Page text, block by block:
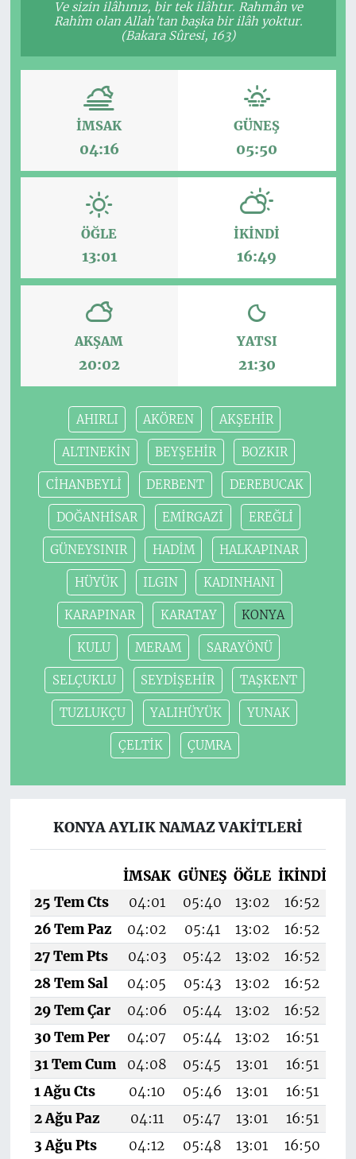
Ve sizin ilâhınız, bir tek ilâhtır. Rahmân ve
Rahîm olan Allah'tan başka bir ilâh yoktur.
(Bakara Sûresi, 163)
İMSAK
04:16
GÜNEŞ
05:50
ÖĞLE
13:01
İKINDI
16:49
AKŞAM
20:02
YATSI
21:30
AHIRLI AKÖREN AKŞEHİR
ALTINEKİN BEYŞEHİR BOZKIR
CİHANBEYLİ DERBENT DEREBUCAK
DOĞANHİSAR EMİRGAZİ EREĞLİ
GÜNEYSINIR HADİM HALKAPINAR
HÜYÜK ILGIN KADINHANI
KARAPINAR KARATAY KONYA
KULU MERAM SARAYÖNÜ
SELÇUKLU SEYDİŞEHİR TAŞKENT
TUZLUKÇU YALIHÜYÜK YUNAK
ÇELTİK ÇUMRA
KONYA AYLIK NAMAZ VAKITLERI
İMSAK GÜNEŞ ÖĞLE İKINDI
25 Tem Cts
04:01 05:40 13:02 16:52
26 Tem Paz
04:02 05:41 13:02 16:52
27 Tem Pts
04:03 05:42 13:02 16:52
28 Tem Sal
04:05 05:43 13:02 16:52
29 Tem Çar
04:06 05:44 13:02 16:52
30 Tem Per
04:07 05:44 13:02 16:51
31 Tem Cum
04:08 05:45 13:01 16:51
1 Ağu Cts
04:10 05:46 13:01 16:51
2 Ağu Paz
04:11 05:47 13:01 16:51
3 Ağu Pts
04:12 05:48 13:01 16:50